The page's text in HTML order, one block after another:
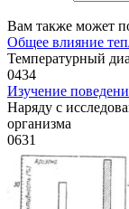
Вам также может
Общее влияние
Температурный
0434
Изучение
Наряду с
организма
0631